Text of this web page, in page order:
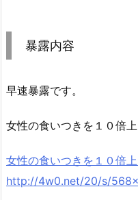
暴露内容
早速暴露です。
女性の食いつきを１０倍
女性の食いつきを１０倍
http://4w0.net/20/s/